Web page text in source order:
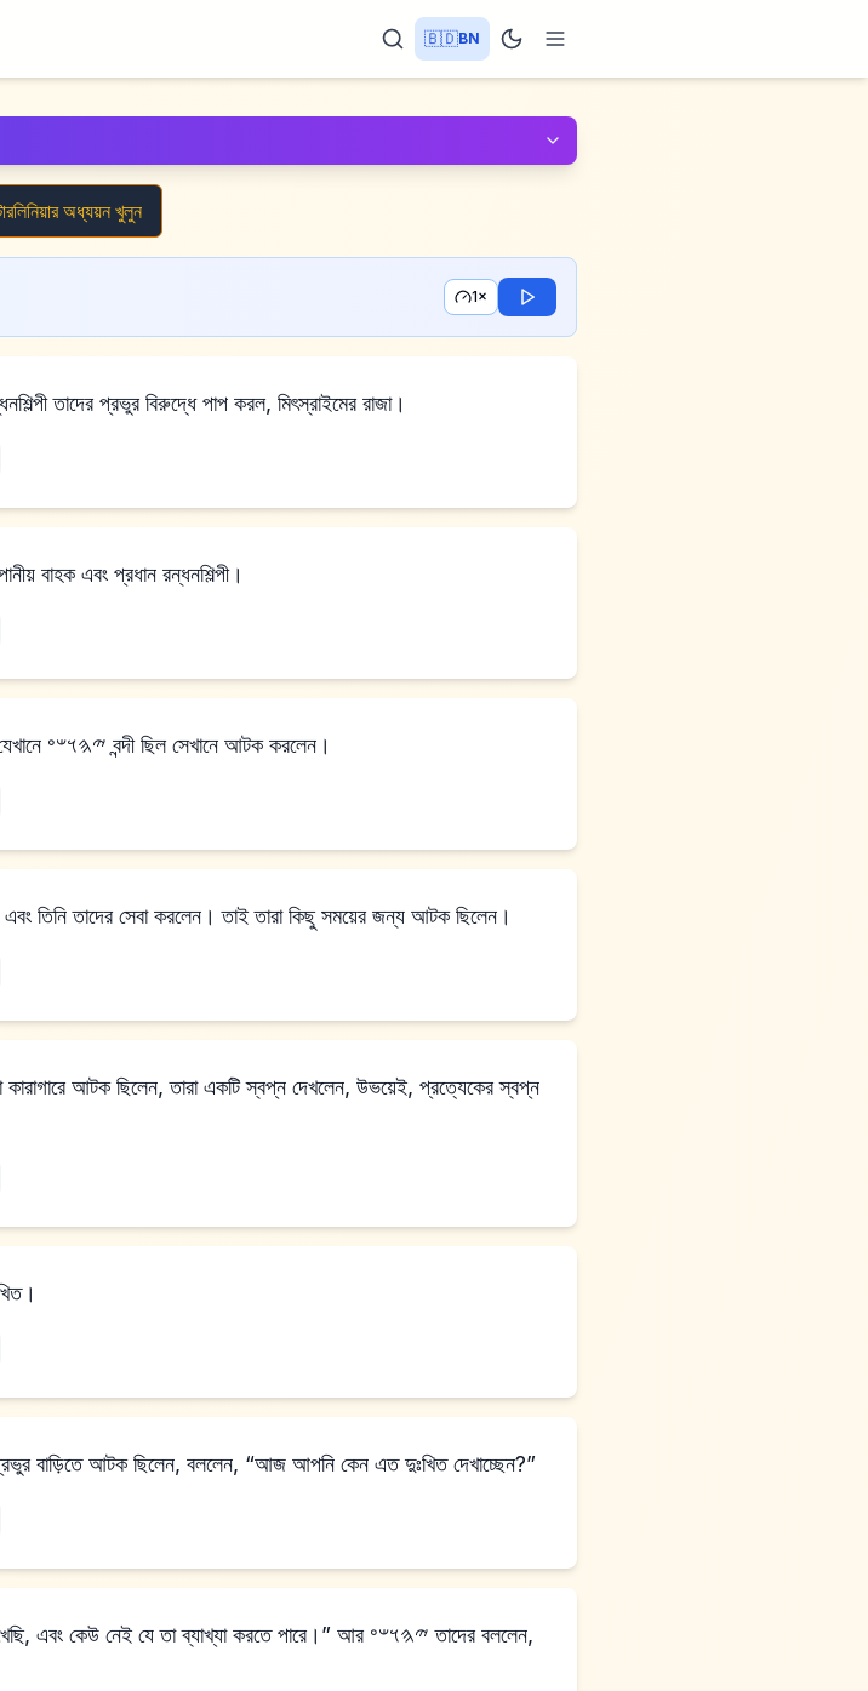
🇧🇩BN
অধ্যয়ন খুলুন
1×
তাদের প্রভুর বিরুদ্ধে পাপ করল, মিৎস্রাইমের রাজা।
বাহক এবং প্রধান রন্ধনশিল্পী।
তাই তিনি তাদেরকে প্রহরীর অধিনায়কের বাড়িতে, কারাগারে, যেখানে 𐤉𐤄𐤅𐤔𐤏 বন্দী ছিল সেখানে আটক করলেন।
দায়িত্বে রাখলেন, এবং তিনি তাদের সেবা করলেন। তাই তারা কিছু সময়ের জন্য আটক ছিলেন।
কারাগারে আটক ছিলেন, তারা একটি স্বপ্ন দেখলেন, উভয়েই, প্রত্যেকের স্বপ্ন
প্রভুর বাড়িতে আটক ছিলেন, বললেন, “আজ আপনি কেন এত দুঃখিত দেখাচ্ছেন?”
নেই যে তা ব্যাখ্যা করতে পারে।” আর 𐤉𐤄𐤅𐤔𐤏 তাদের বললেন,